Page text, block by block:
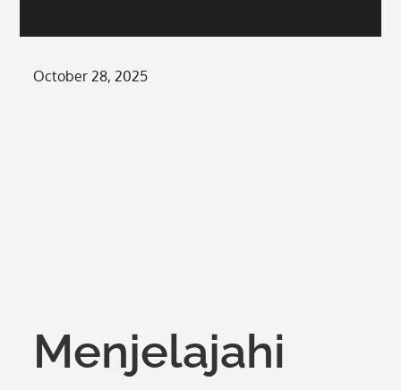
Posted
October 28, 2025
Menjelajahi